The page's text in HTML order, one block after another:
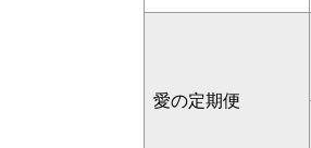
愛の定期便